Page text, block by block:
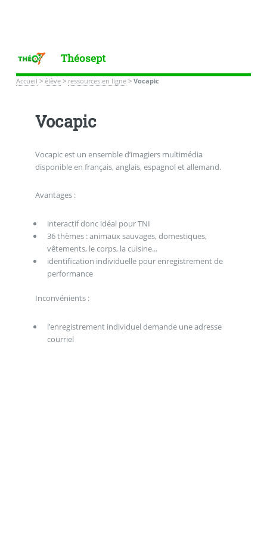
Théosept
Accueil > élève> ressources en ligne> Vocapic
Vocapic
Vocapic est un ensemble d’imagiers multimédia
disponible en français, anglais, espagnol et allemand.
Avantages :
interactif donc idéal pour TNI
36 thèmes : animaux sauvages, domestiques,
vêtements, le corps, la cuisine...
identification individuelle pour enregistrement de
performance
Inconvénients :
l’enregistrement individuel demande une adresse
courriel